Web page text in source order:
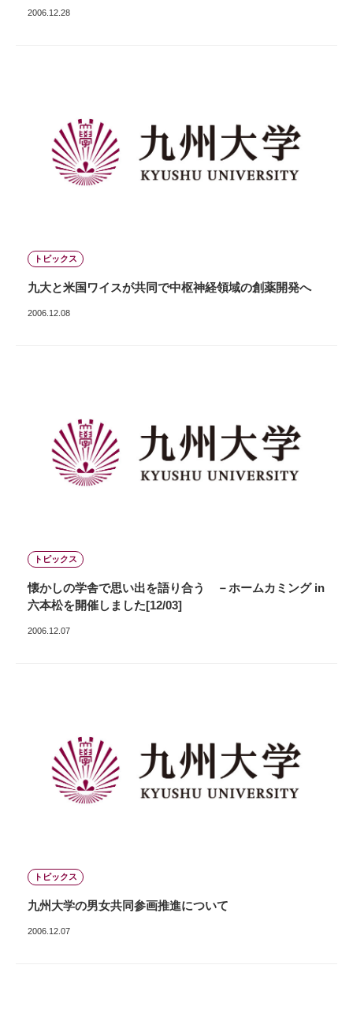
2006.12.28
トピックス
九大と米国ワイスが共同で中枢神経領域の創薬開発へ
2006.12.08
トピックス
懐かしの学舎で思い出を語り合う －ホームカミング in
六本松を開催しました[12/03]
2006.12.07
トピックス
九州大学の男女共同参画推進について
2006.12.07